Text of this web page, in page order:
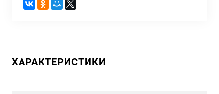
ХАРАКТЕРИСТИКИ